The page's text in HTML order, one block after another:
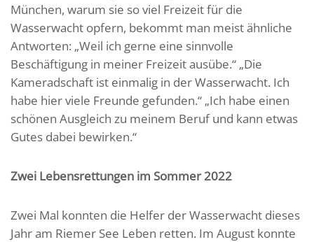
München, warum sie so viel Freizeit für die
Wasserwacht opfern, bekommt man meist ähnliche
Antworten: „Weil ich gerne eine sinnvolle
Beschäftigung in meiner Freizeit ausübe.“ „Die
Kameradschaft ist einmalig in der Wasserwacht. Ich
habe hier viele Freunde gefunden.“ „Ich habe einen
schönen Ausgleich zu meinem Beruf und kann etwas
Gutes dabei bewirken.“
Zwei Lebensrettungen im Sommer 2022
Zwei Mal konnten die Helfer der Wasserwacht dieses
Jahr am Riemer See Leben retten. Im August konnte